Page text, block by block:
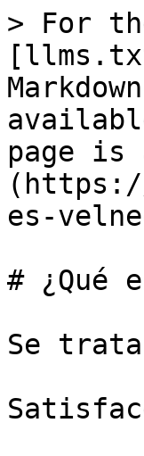
> For
page is
es-
# ¿Qué
Se